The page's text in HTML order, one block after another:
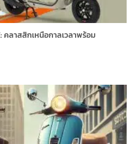
คลาสสิกเหนือกาลเวลาพร้อม